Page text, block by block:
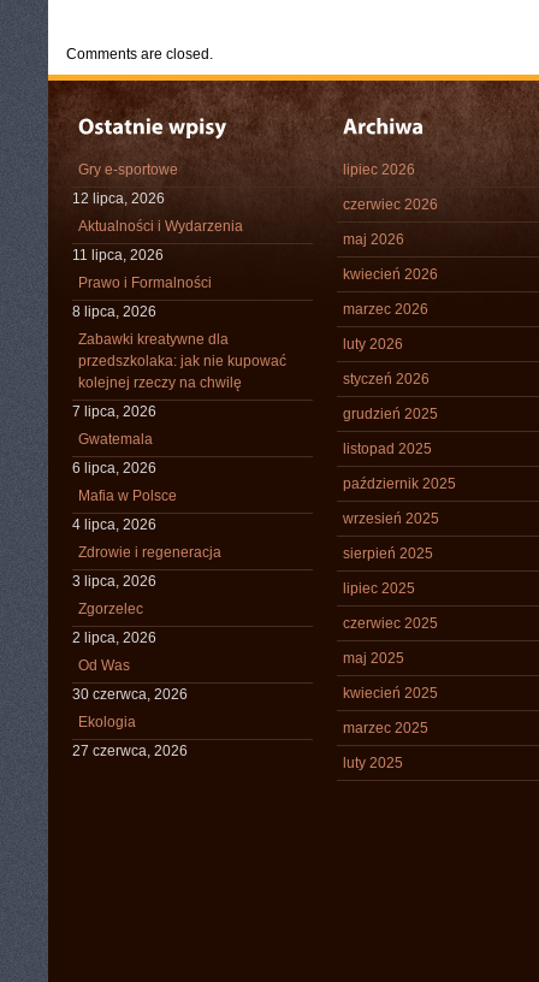
Comments are closed.
Gry e-sportowe
12 lipca, 2026
Aktualności i Wydarzenia
11 lipca, 2026
Prawo i Formalności
8 lipca, 2026
Zabawki kreatywne dla
przedszkolaka: jak nie kupować
kolejnej rzeczy na chwilę
7 lipca, 2026
Gwatemala
6 lipca, 2026
Mafia w Polsce
4 lipca, 2026
Zdrowie i regeneracja
3 lipca, 2026
Zgorzelec
2 lipca, 2026
Od Was
30 czerwca, 2026
Ekologia
27 czerwca, 2026
lipiec 2026
czerwiec 2026
maj 2026
kwiecień 2026
marzec 2026
luty 2026
styczeń 2026
grudzień 2025
listopad 2025
październik 2025
wrzesień 2025
sierpień 2025
lipiec 2025
czerwiec 2025
maj 2025
kwiecień 2025
marzec 2025
luty 2025